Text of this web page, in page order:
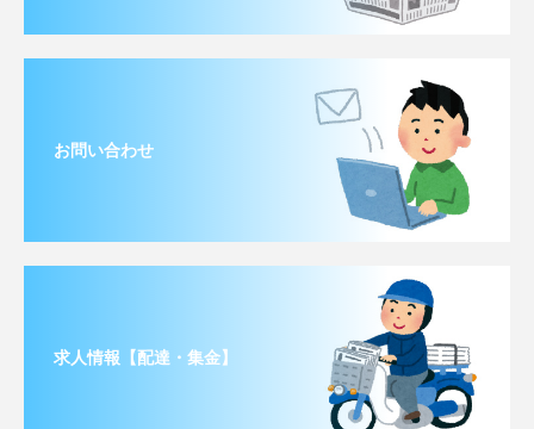
お問い合わせ
求人情報【配達・集金】